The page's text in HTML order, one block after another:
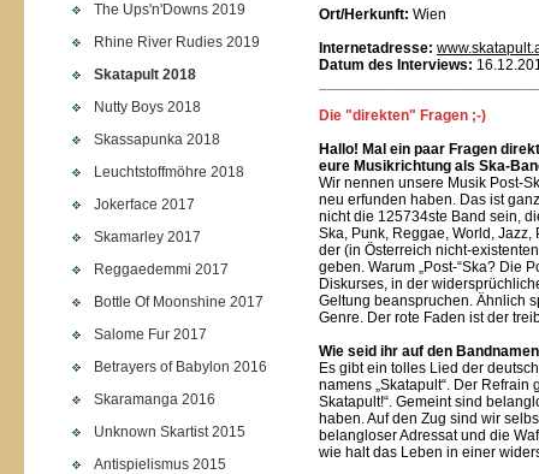
The Ups'n'Downs 2019
Rhine River Rudies 2019
Skatapult 2018
Nutty Boys 2018
Skassapunka 2018
Leuchtstoffmöhre 2018
Jokerface 2017
Skamarley 2017
Reggaedemmi 2017
Bottle Of Moonshine 2017
Salome Fur 2017
Betrayers of Babylon 2016
Skaramanga 2016
Unknown Skartist 2015
Antispielismus 2015
Ort/Herkunft: Wien
Internetadresse:
Datum des Interviews:
Die "direkten" Fragen ;-)
Hallo! Mal ein paar Fragen
eure Musikrichtung als Ska-
Wir nennen unsere Musik Post-
neu erfunden haben. Das ist
nicht die 125734ste Band sein,
Ska, Punk, Reggae, World,
der (in Österreich nicht-
geben. Warum „Post-“Ska? Die
Diskurses, in der
Geltung beanspruchen. Ähnlich
Genre. Der rote Faden ist der
Wie seid ihr auf den
Es gibt ein tolles Lied der
namens „Skatapult“. Der Refrain
Skatapult!“. Gemeint sind
haben. Auf den Zug sind wir
belangloser Adressat und die
wie halt das Leben in einer